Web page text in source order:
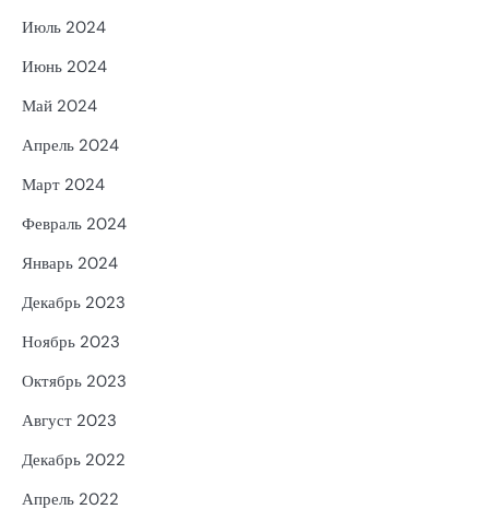
Июль 2024
Июнь 2024
Май 2024
Апрель 2024
Март 2024
Февраль 2024
Январь 2024
Декабрь 2023
Ноябрь 2023
Октябрь 2023
Август 2023
Декабрь 2022
Апрель 2022